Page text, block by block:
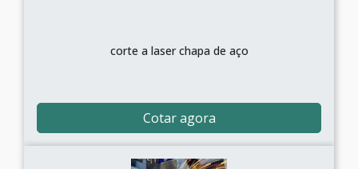
corte a laser chapa de aço
Cotar agora